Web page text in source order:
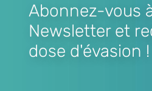
Abonnez-vous
Newsletter et
dose d'évasion !